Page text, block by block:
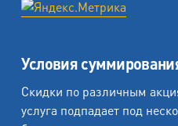
Условия
Скидки по различным
услуга подпадает под